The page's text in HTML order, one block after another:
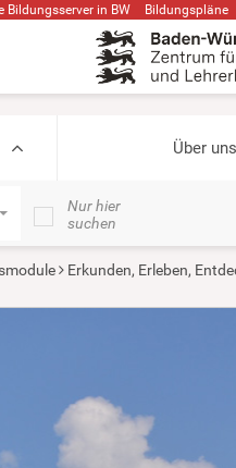
Bildungsserver in BW Bildungspläne
Über uns
Nur hier
suchen
Erkunden, Erleben,